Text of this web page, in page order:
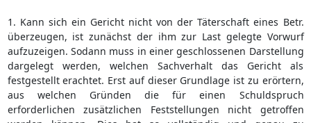
1. Kann sich ein Gericht nicht von der Täterschaft eines Betr.
überzeugen, ist zunächst der ihm zur Last gelegte Vorwurf
aufzuzeigen. Sodann muss in einer geschlossenen Darstellung
dargelegt werden, welchen Sachverhalt das Gericht als
festgestellt erachtet. Erst auf dieser Grundlage ist zu erörtern,
aus welchen Gründen die für einen Schuldspruch
erforderlichen zusätzlichen Feststellungen nicht getroffen